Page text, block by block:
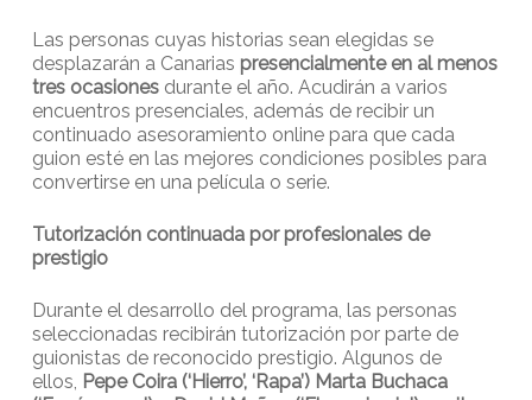
Las personas cuyas historias sean elegidas se
desplazarán a Canarias presencialmente en al menos
tres ocasionesdurante el año. Acudirán a varios
encuentros presenciales, además de recibir un
continuado asesoramiento online para que cada
guion esté en las mejores condiciones posibles para
convertirse en una película o serie.
Tutorización continuada por profesionales de
prestigio
Durante el desarrollo del programa, las personas
seleccionadas recibirán tutorización por parte de
guionistas de reconocido prestigio. Algunos de
ellos, Pepe Coira (‘Hierro’, ‘Rapa’) Marta Buchaca